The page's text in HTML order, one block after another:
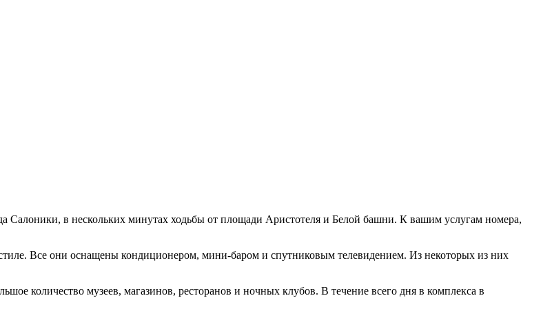
Салоники, в нескольких минутах ходьбы от площади Аристотеля и Белой башни. К вашим услугам номера,
Все они оснащены кондиционером, мини-баром и спутниковым телевидением. Из некоторых из них
количество музеев, магазинов, ресторанов и ночных клубов. В течение всего дня в комплекса в